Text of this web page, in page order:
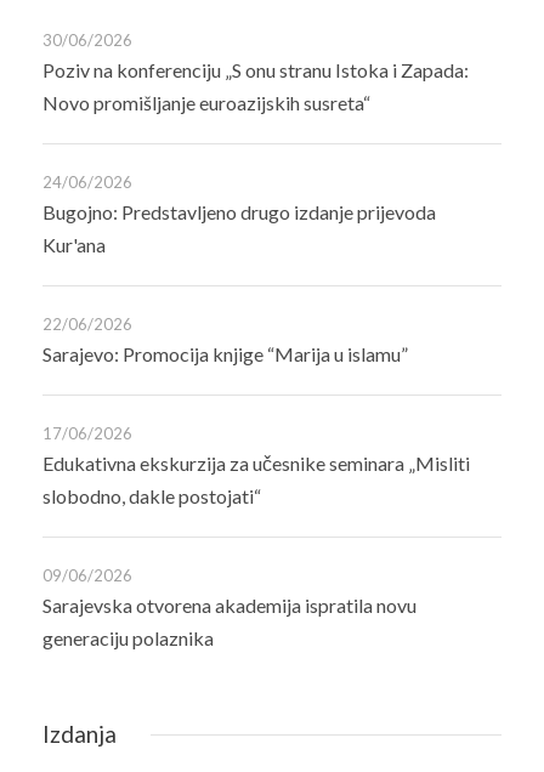
30/06/2026
Poziv na konferenciju „S onu stranu Istoka i Zapada:
Novo promišljanje euroazijskih susreta“
24/06/2026
Bugojno: Predstavljeno drugo izdanje prijevoda
Kur'ana
22/06/2026
Sarajevo: Promocija knjige “Marija u islamu”
17/06/2026
Edukativna ekskurzija za učesnike seminara „Misliti
slobodno, dakle postojati“
09/06/2026
Sarajevska otvorena akademija ispratila novu
generaciju polaznika
Izdanja